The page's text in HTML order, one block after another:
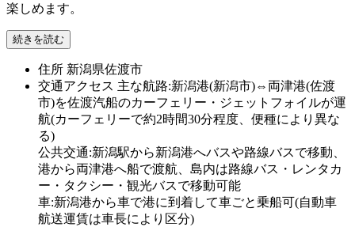
楽しめます。
続きを読む
住所 新潟県佐渡市
交通アクセス 主な航路:新潟港(新潟市)⇔両津港(佐渡
市)を佐渡汽船のカーフェリー・ジェットフォイルが運
航(カーフェリーで約2時間30分程度、便種により異な
る)
公共交通:新潟駅から新潟港へバスや路線バスで移動、
港から両津港へ船で渡航、島内は路線バス・レンタカ
ー・タクシー・観光バスで移動可能
車:新潟港から車で港に到着して車ごと乗船可(自動車
航送運賃は車長により区分)